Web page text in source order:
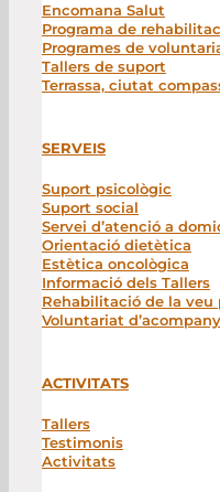
Encomana Salut
Programa de
Programes de
Tallers de suport
Terrassa, ciutat
SERVEIS
Suport psicològic
Suport social
Servei d’atenció a
Orientació dietètica
Estètica oncològica
Informació dels Tallers
Rehabilitació de la
Voluntariat
ACTIVITATS
Tallers
Testimonis
Activitats